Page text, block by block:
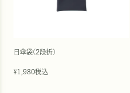
日傘袋(2段折)
¥1,980税込